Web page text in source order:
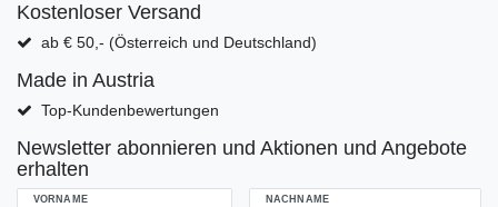
Kostenloser Versand
ab € 50,- (Österreich und Deutschland)
Made in Austria
Top-Kundenbewertungen
Newsletter abonnieren und Aktionen und Angebote
erhalten
VORNAME NACHNAME